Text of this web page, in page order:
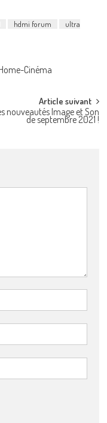
hdmi forum
ultra
Cinéma
Article suivant
nouveautés Image et Son
de septembre 2021 !